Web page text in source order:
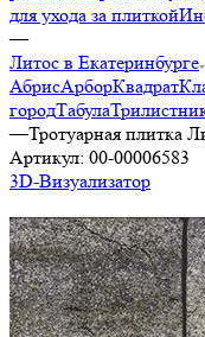
для ухода за плиткой
—
Литос в Екатеринбурге
АбрисАрборКвадрат
городТабула
—Тротуарная плитка
Артикул: 00-00006583
3D-Визуализатор